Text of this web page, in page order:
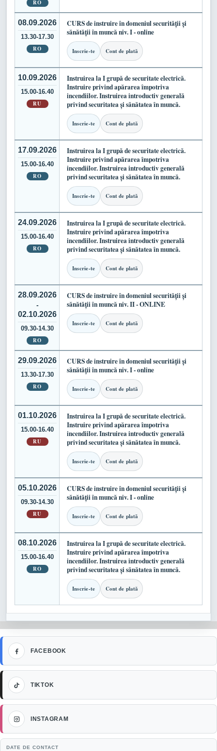
RO
08.09.2026
13.30-17.30
RO
CURS de instruire în domeniul securității și
sănătății în muncă niv. I - online
Inscrie-te Cont de plată
10.09.2026
15.00-16.40
RU
Instruirea la I grupă de securitate electrică.
Instruire privind apărarea împotriva
incendiilor. Instruirea introductiv generală
privind securitatea și sănătatea în muncă.
Inscrie-te Cont de plată
17.09.2026
15.00-16.40
RO
Instruirea la I grupă de securitate electrică.
Instruire privind apărarea împotriva
incendiilor. Instruirea introductiv generală
privind securitatea și sănătatea în muncă.
Inscrie-te Cont de plată
24.09.2026
15.00-16.40
RO
Instruirea la I grupă de securitate electrică.
Instruire privind apărarea împotriva
incendiilor. Instruirea introductiv generală
privind securitatea și sănătatea în muncă.
Inscrie-te Cont de plată
28.09.2026
-
02.10.2026
09.30-14.30
RO
CURS de instruire în domeniul securității și
sănătății în muncă niv. II - ONLINE
Inscrie-te Cont de plată
29.09.2026
13.30-17.30
RO
CURS de instruire în domeniul securității și
sănătății în muncă niv. I - online
Inscrie-te Cont de plată
01.10.2026
15.00-16.40
RU
Instruirea la I grupă de securitate electrică.
Instruire privind apărarea împotriva
incendiilor. Instruirea introductiv generală
privind securitatea și sănătatea în muncă.
Inscrie-te Cont de plată
05.10.2026
09.30-14.30
RU
CURS de instruire în domeniul securității și
sănătății în muncă niv. I - online
Inscrie-te Cont de plată
08.10.2026
15.00-16.40
RO
Instruirea la I grupă de securitate electrică.
Instruire privind apărarea împotriva
incendiilor. Instruirea introductiv generală
privind securitatea și sănătatea în muncă.
Inscrie-te Cont de plată
FACEBOOK
Facebook
DATE DE CONTACT
TIKTOK
TikTok
INSTAGRAM
Instagram